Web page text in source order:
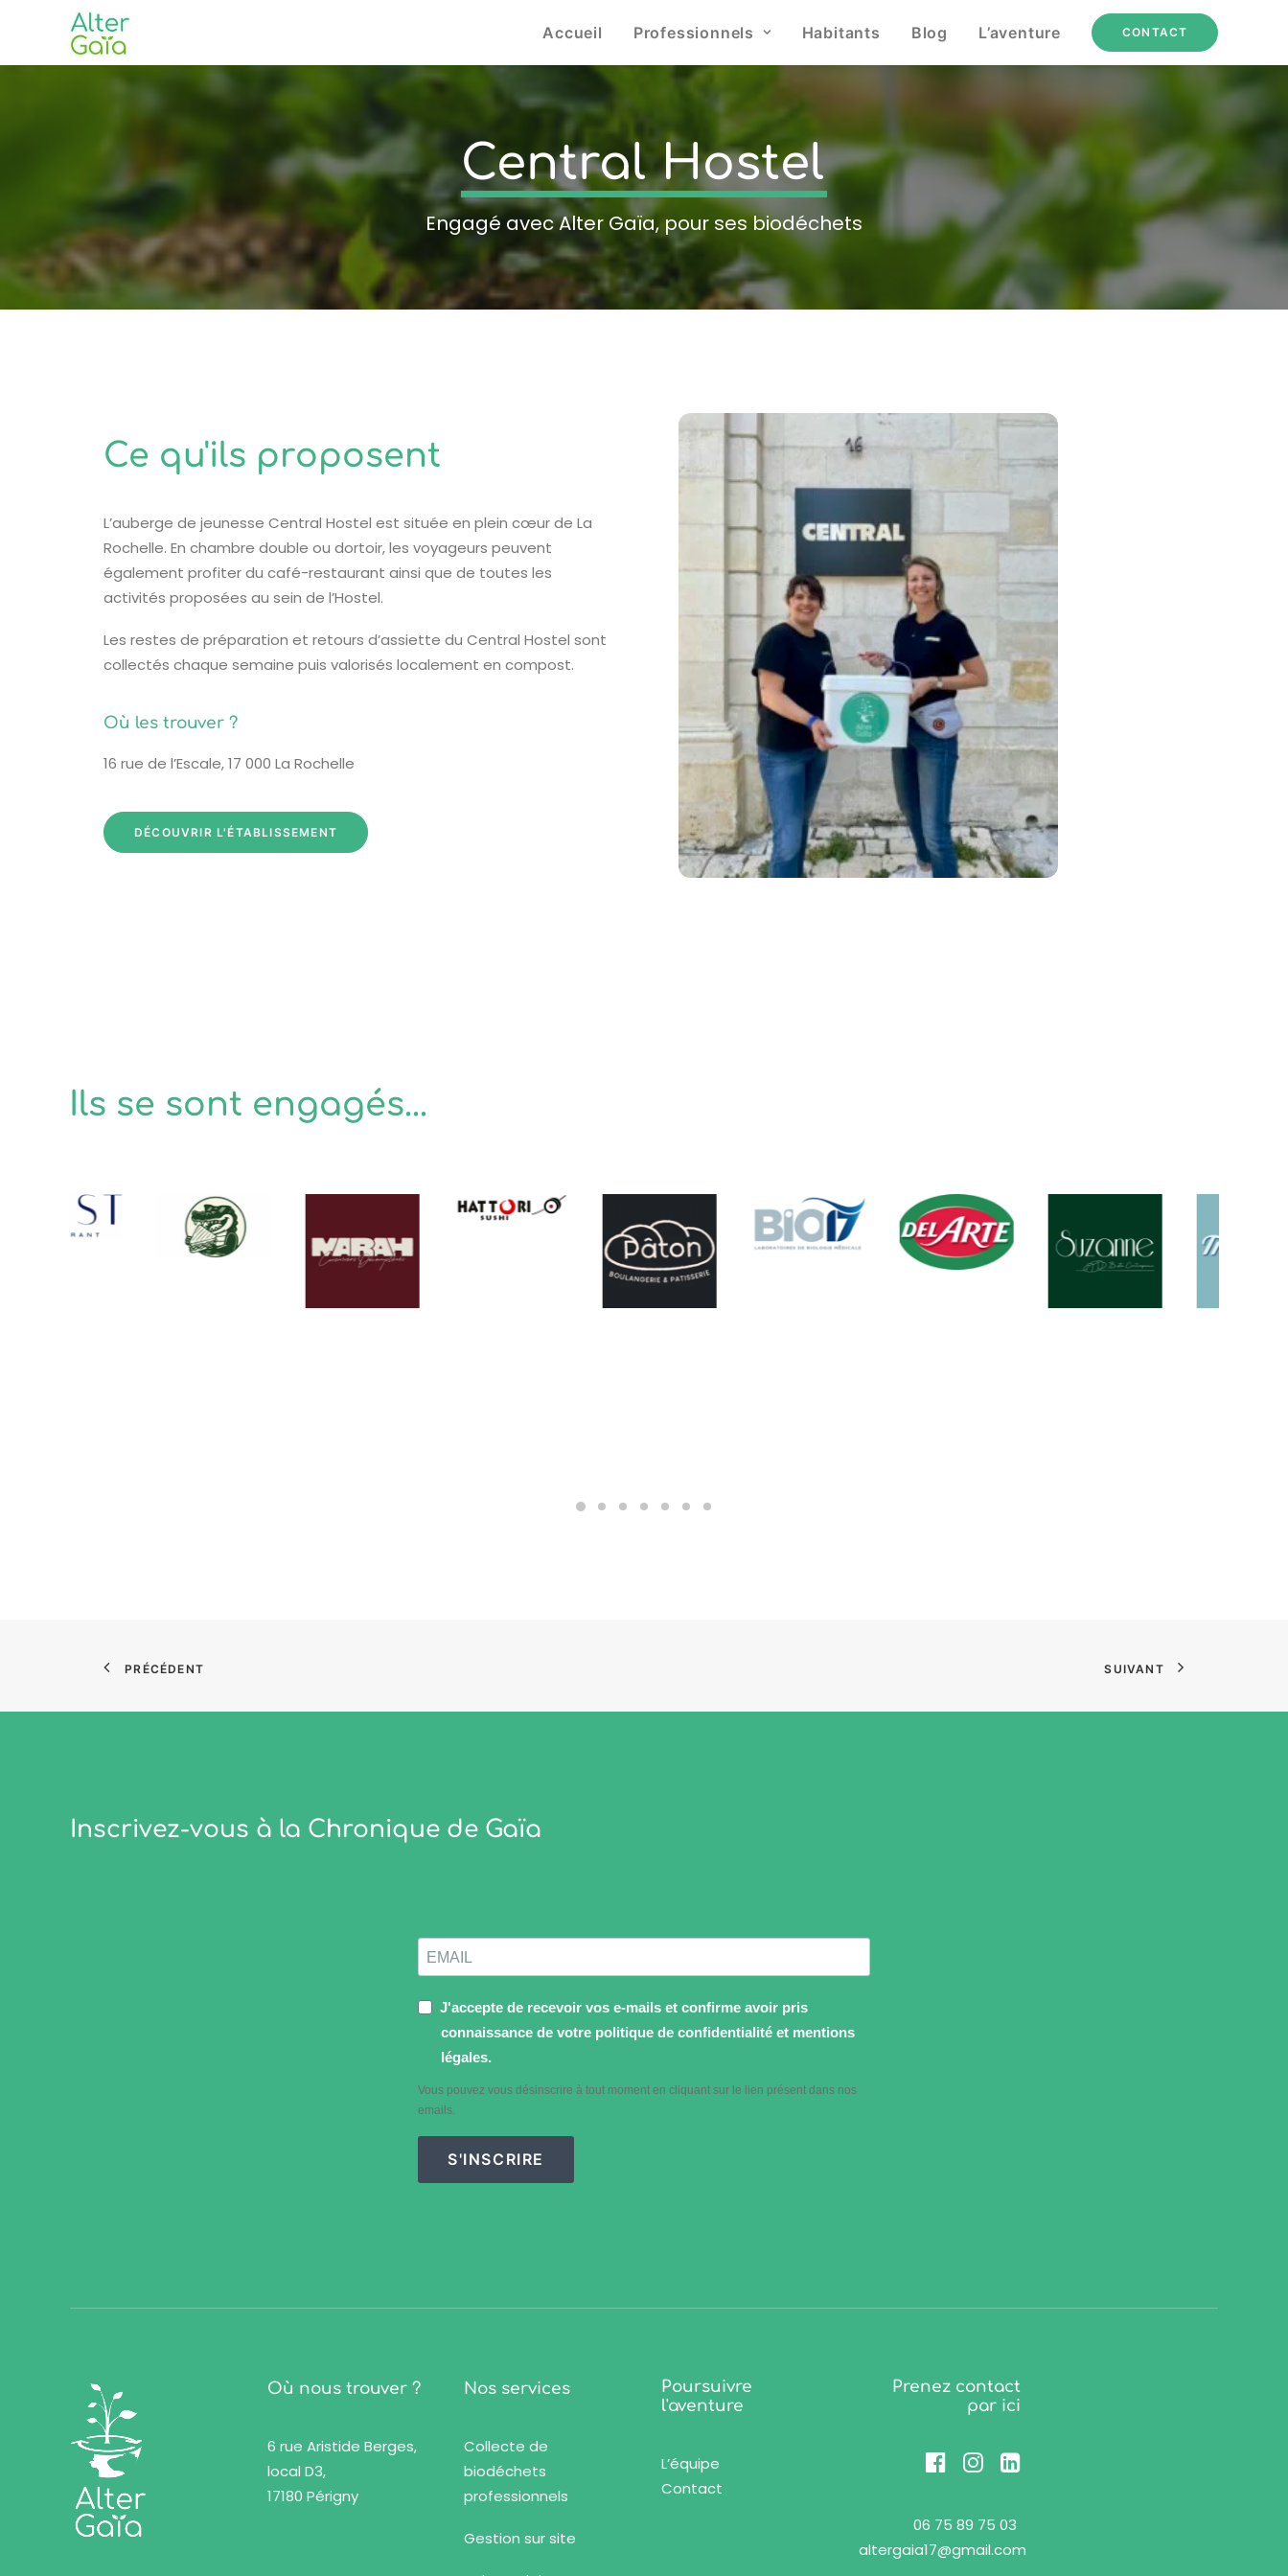
Accueil Professionnels Habitants Blog L’aventure CONTACT
Central Hostel
Engagé avec Alter Gaïa, pour ses biodéchets
Ce qu'ils proposent
L’auberge de jeunesse Central Hostel est située en plein cœur de La
Rochelle. En chambre double ou dortoir, les voyageurs peuvent
également profiter du café-restaurant ainsi que de toutes les
activités proposées au sein de l’Hostel.
Les restes de préparation et retours d’assiette du Central Hostel sont
collectés chaque semaine puis valorisés localement en compost.
Où les trouver ?
16 rue de l’Escale, 17 000 La Rochelle
DÉCOUVRIR L'ÉTABLISSEMENT
Ils se sont engagés...
PRÉCÉDENT SUIVANT
Inscrivez-vous à la Chronique de Gaïa
J'accepte de recevoir vos e-mails et confirme avoir pris
connaissance de votre politique de confidentialité et mentions
légales.
Vous pouvez vous désinscrire à tout moment en cliquant sur le lien présent dans nos
emails.
S'INSCRIRE
Où nous trouver ?
6 rue Aristide Berges,
local D3,
17180 Périgny
Nos services
Collecte de
biodéchets
professionnels
Gestion sur site
Poursuivre
l'aventure
L’équipe
Contact
Prenez contact
par ici
06 75 89 75 03
altergaia17@gmail.com